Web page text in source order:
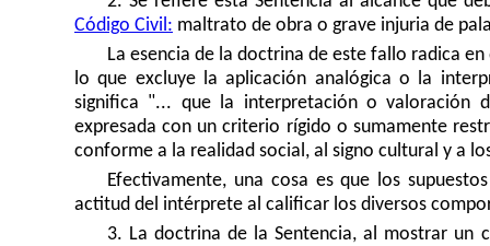
Código Civil: maltrato de obra o grave injuria de
La esencia de la doctrina de este fallo radica
lo que excluye la aplicación analógica o la
significa "... que la interpretación o valoración
expresada con un criterio rígido o sumamente
conforme a la realidad social, al signo cultural y a
Efectivamente, una cosa es que los
actitud del intérprete al calificar los diversos
3. La doctrina de la Sentencia, al mostrar un